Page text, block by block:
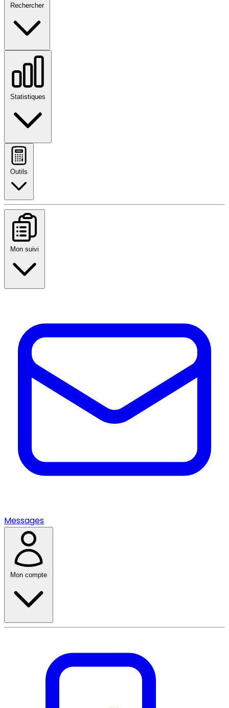
Rechercher
Statistiques
Outils
Mon suivi
Messages
Mon compte